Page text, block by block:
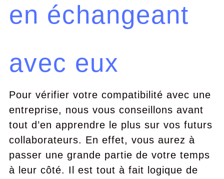
en échangeant
avec eux
Pour vérifier votre compatibilité avec une
entreprise, nous vous conseillons avant
tout d’en apprendre le plus sur vos futurs
collaborateurs. En effet, vous aurez à
passer une grande partie de votre temps
à leur côté. Il est tout à fait logique de